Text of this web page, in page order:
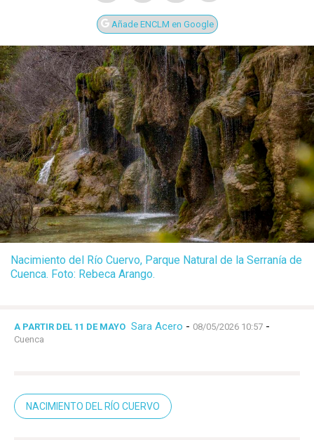
Añade ENCLM en Google
Nacimiento del Río Cuervo, Parque Natural de la Serranía de
Cuenca. Foto: Rebeca Arango.
A PARTIR DEL 11 DE MAYO Sara Acero - 08/05/2026 10:57 -
Cuenca
NACIMIENTO DEL RÍO CUERVO